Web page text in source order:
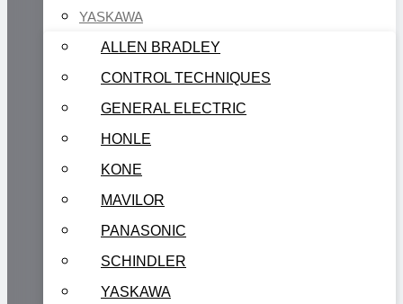
YASKAWA
ALLEN BRADLEY
CONTROL TECHNIQUES
GENERAL ELECTRIC
HONLE
KONE
MAVILOR
PANASONIC
SCHINDLER
YASKAWA